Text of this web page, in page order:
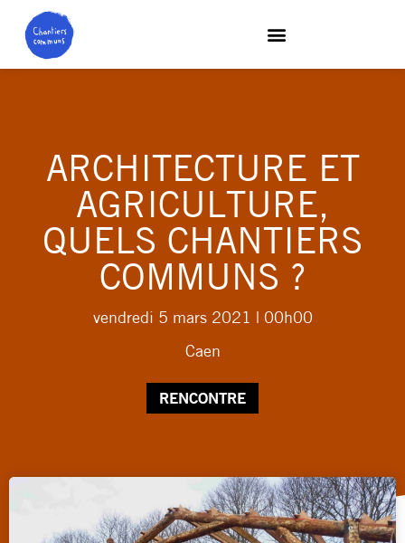
ARCHITECTURE ET
AGRICULTURE,
QUELS CHANTIERS
COMMUNS ?
vendredi 5 mars 2021 | 00h00
Caen
RENCONTRE